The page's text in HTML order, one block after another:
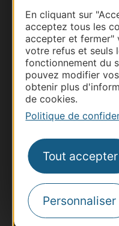
En cliquant sur
acceptez tous les
accepter et fermer"
votre refus et seuls
fonctionnement du
pouvez modifier
obtenir plus
de cookies.
Politique de
Tout accepter
Personnaliser
Thermalisme
Business/Mice
Pros d'Occitanie
Site presse et
Voyagistes
Destination Sport
Inscrivez-vous à la
Destination
suggestions de